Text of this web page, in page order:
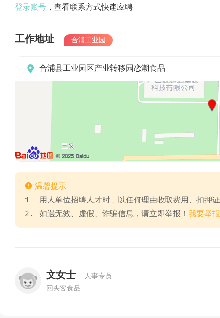
登录账号 ，查看联系方式快速应聘
工作地址 合浦工业园
 合浦县工业园区产业转移园恋潮食品
 温馨提示
1. 用人单位招聘人才时，以任何理由收取费用、扣押
2. 如遇无效、虚假、诈骗信息，请立即举报！ 我要举报
文女士
人事专员
回头客食品